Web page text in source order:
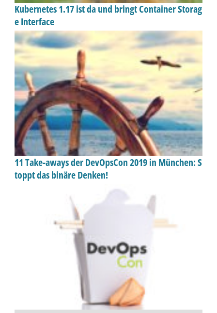
Kubernetes 1.17 ist da und bringt Container Storag
e Interface
11 Take-aways der DevOpsCon 2019 in München: S
toppt das binäre Denken!